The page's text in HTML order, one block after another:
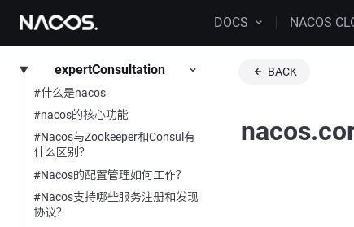
DOCS NACOS
expertConsultation
#什么是nacos
#nacos的核心功能
#Nacos与Zookeeper和Consul有
什么区别？
#Nacos的配置管理如何工作？
#Nacos支持哪些服务注册和发现
协议？
BACK